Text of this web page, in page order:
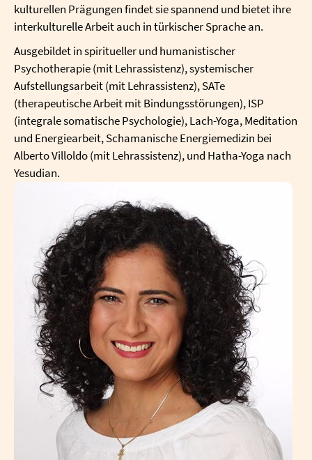
kulturellen Prägungen findet sie spannend und bietet ihre
interkulturelle Arbeit auch in türkischer Sprache an.
Ausgebildet in spiritueller und humanistischer
Psychotherapie (mit Lehrassistenz), systemischer
Aufstellungsarbeit (mit Lehrassistenz), SATe
(therapeutische Arbeit mit Bindungsstörungen), ISP
(integrale somatische Psychologie), Lach-Yoga, Meditation
und Energiearbeit, Schamanische Energiemedizin bei
Alberto Villoldo (mit Lehrassistenz), und Hatha-Yoga nach
Yesudian.